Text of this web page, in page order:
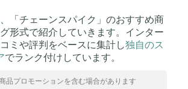
「チェーンスパイク」のおすすめ商
形式で紹介していきます。インター
ミや評判をベースに集計し独自のス
でランク付けしています。
品プロモーションを含む場合があります